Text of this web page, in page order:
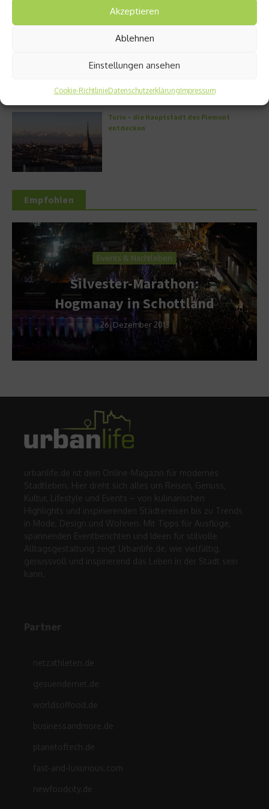
Akzeptieren
Ablehnen
Einstellungen ansehen
Cookie-RichtlinieDatenschutzerklärungImpressum
Turin – die Hauptstadt des Piemont
entdecken
Empfohlen
Events & Nachtleben
Silvester-Marathon:
Hogmanay in Schottland
26. Dezember 2013
urbanlife.de ist dein Online-Magazin für modernes
Stadtleben. Hier dreht sich alles um Reisen, Genuss,
Kultur, Lifestyle und Events – von kulinarischen
Highlights und inspirierenden Städtereisen bis zu Trends
in Mode, Design und Wohnen. Mit Tipps für Ausflüge,
spannenden Eventberichten und Ideen für stilvolle
Alltagsgestaltung zeigt Urbanlife.de, wie vielfältig,
genussvoll und inspirierend das Leben in der Stadt sein
kann.
Partner
netzathleten.de
gesuendernet.de
worldsoffood.de
businessandmore.de
planetoftech.de
fast-and-luxurious.com
newfoodcity.de